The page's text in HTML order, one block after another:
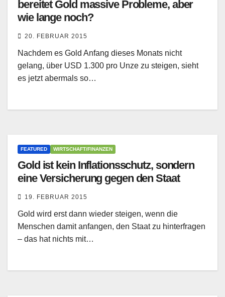
bereitet Gold massive Probleme, aber
wie lange noch?
20. FEBRUAR 2015
Nachdem es Gold Anfang dieses Monats nicht
gelang, über USD 1.300 pro Unze zu steigen, sieht
es jetzt abermals so…
FEATURED WIRTSCHAFT/FINANZEN
Gold ist kein Inflationsschutz, sondern
eine Versicherung gegen den Staat
19. FEBRUAR 2015
Gold wird erst dann wieder steigen, wenn die
Menschen damit anfangen, den Staat zu hinterfragen
– das hat nichts mit…